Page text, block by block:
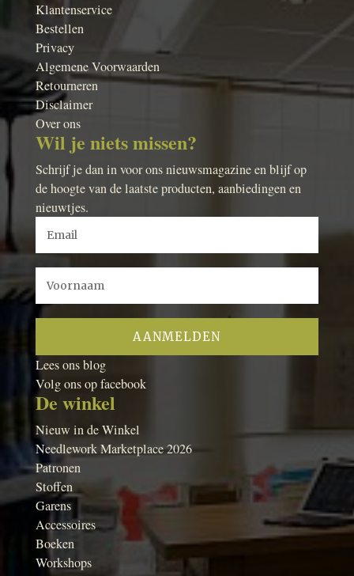
Klantenservice
Bestellen
Privacy
Algemene Voorwaarden
Retourneren
Disclaimer
Over ons
Wil je niets missen?
Schrijf je dan in voor ons nieuwsmagazine en blijf op
de hoogte van de laatste producten, aanbiedingen en
nieuwtjes.
Lees ons blog
Volg ons op facebook
De winkel
Nieuw in de Winkel
Needlework Marketplace 2026
Patronen
Stoffen
Garens
Accessoires
Boeken
Workshops